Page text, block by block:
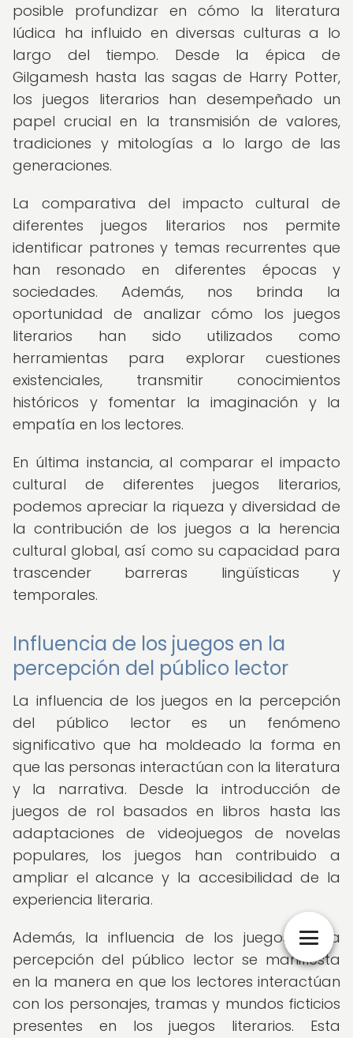
posible profundizar en cómo la literatura
lúdica ha influido en diversas culturas a lo
largo del tiempo. Desde la épica de
Gilgamesh hasta las sagas de Harry Potter,
los juegos literarios han desempeñado un
papel crucial en la transmisión de valores,
tradiciones y mitologías a lo largo de las
generaciones.
La comparativa del impacto cultural de
diferentes juegos literarios nos permite
identificar patrones y temas recurrentes que
han resonado en diferentes épocas y
sociedades. Además, nos brinda la
oportunidad de analizar cómo los juegos
literarios han sido utilizados como
herramientas para explorar cuestiones
existenciales, transmitir conocimientos
históricos y fomentar la imaginación y la
empatía en los lectores.
En última instancia, al comparar el impacto
cultural de diferentes juegos literarios,
podemos apreciar la riqueza y diversidad de
la contribución de los juegos a la herencia
cultural global, así como su capacidad para
trascender barreras lingüísticas y
temporales.
Influencia de los juegos en la
percepción del público lector
La influencia de los juegos en la percepción
del público lector es un fenómeno
significativo que ha moldeado la forma en
que las personas interactúan con la literatura
y la narrativa. Desde la introducción de
juegos de rol basados en libros hasta las
adaptaciones de videojuegos de novelas
populares, los juegos han contribuido a
ampliar el alcance y la accesibilidad de la
experiencia literaria.
Además, la influencia de los juegos en la
percepción del público lector se manifiesta
en la manera en que los lectores interactúan
con los personajes, tramas y mundos ficticios
presentes en los juegos literarios. Esta